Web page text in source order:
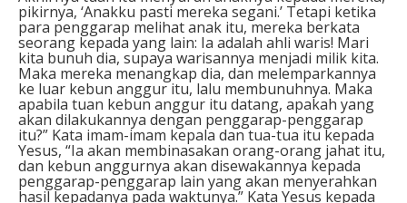
pikirnya, ‘Anakku pasti mereka segani.’ Tetapi ketika
para penggarap melihat anak itu, mereka berkata
seorang kepada yang lain: Ia adalah ahli waris! Mari
kita bunuh dia, supaya warisannya menjadi milik kita.
Maka mereka menangkap dia, dan melemparkannya
ke luar kebun anggur itu, lalu membunuhnya. Maka
apabila tuan kebun anggur itu datang, apakah yang
akan dilakukannya dengan penggarap-penggarap
itu?” Kata imam-imam kepala dan tua-tua itu kepada
Yesus, “Ia akan membinasakan orang-orang jahat itu,
dan kebun anggurnya akan disewakannya kepada
penggarap-penggarap lain yang akan menyerahkan
hasil kepadanya pada waktunya.” Kata Yesus kepada